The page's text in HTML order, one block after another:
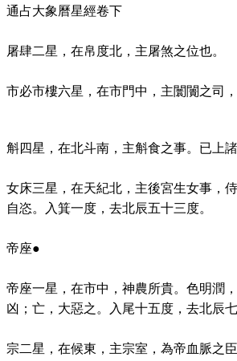
通占大象曆星經卷下
屠肆二星，在帛度北，主屠煞之位也。
市必市樓六星，在市門中，主闤闠之司
斛四星，在北斗南，主斛食之事。已上
女床三星，在天紀北，主後宮生女事，
自恣。入箕一度，去北辰五十三度。
帝座●
帝座一星，在市中，神農所貴。色明潤
凶；亡，大惡之。入尾十五度，去北辰七
宗二星，在候東，主宗室，為帝血脈之